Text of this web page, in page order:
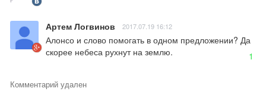
Артем Логвинов 2017.07.19 16:12
Алонсо и слово помогать в одном предложении? Да
скорее небеса рухнут на землю.
1
Комментарий удален